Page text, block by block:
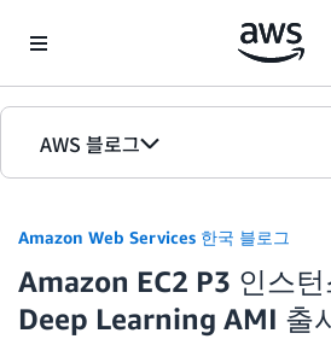
AWS 블로그
홈
에디션
Amazon Web Services 한국 블로그
Amazon EC2 P3 인스
Deep Learning AMI 출